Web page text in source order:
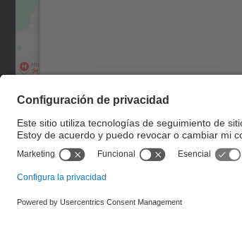
Aceptar
powered byUsercentrics Consent
Management Platform